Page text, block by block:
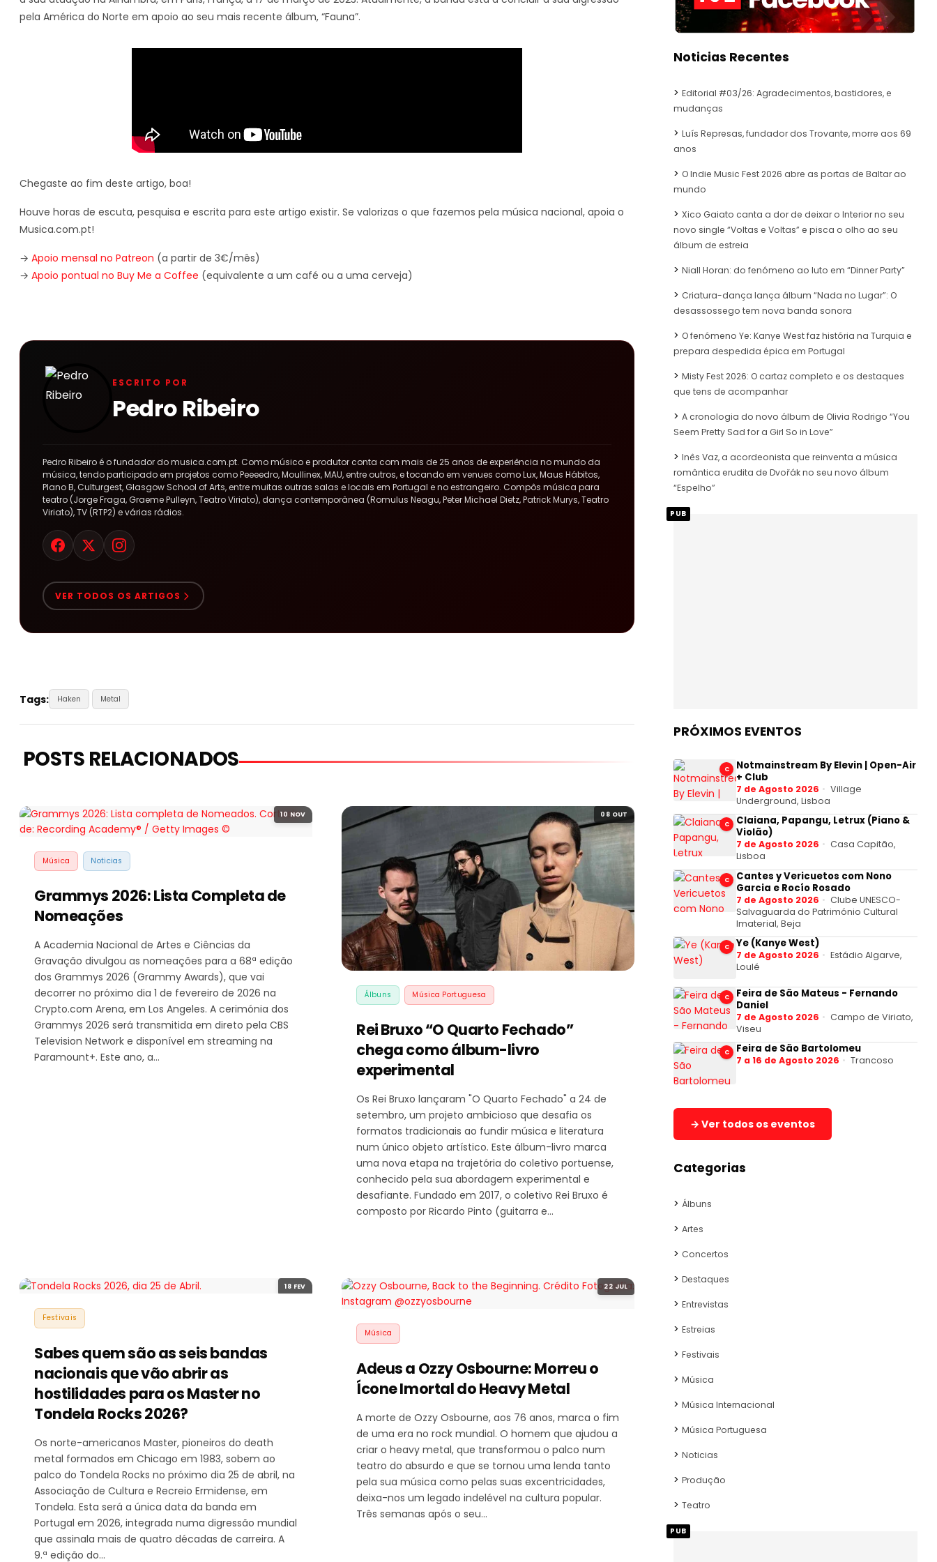
pela América do Norte em apoio ao seu mais recente álbum, “Fauna”.
Chegaste ao fim deste artigo, boa!
Houve horas de escuta, pesquisa e escrita para este artigo existir. Se valorizas o que fazemos pela música nacional, apoia o
Musica.com.pt!
→ Apoio mensal no Patreon (a partir de 3€/mês)
→ Apoio pontual no Buy Me a Coffee (equivalente a um café ou a uma cerveja)
ESCRITO POR
Pedro Ribeiro
Pedro Ribeiro é o fundador do musica.com.pt. Como músico e produtor conta com mais de 25 anos de experiência no mundo da
música, tendo participado em projetos como Peeeedro, Moullinex, MAU, entre outros, e tocando em venues como Lux, Maus Hábitos,
Plano B, Culturgest, Glasgow School of Arts, entre muitas outras salas e locais em Portugal e no estrangeiro. Compôs música para
teatro (Jorge Fraga, Graeme Pulleyn, Teatro Viriato), dança contemporânea (Romulus Neagu, Peter Michael Dietz, Patrick Murys, Teatro
Viriato), TV (RTP2) e várias rádios.
VER TODOS OS ARTIGOS
Tags: Haken Metal
POSTS RELACIONADOS
10 NOV
Música Noticias
Grammys 2026: Lista Completa de
Nomeações
A Academia Nacional de Artes e Ciências da
Gravação divulgou as nomeações para a 68ª edição
dos Grammys 2026 (Grammy Awards), que vai
decorrer no próximo dia 1 de fevereiro de 2026 na
Crypto.com Arena, em Los Angeles. A cerimónia dos
Grammys 2026 será transmitida em direto pela CBS
Television Network e disponível em streaming na
Paramount+. Este ano, a…
08 OUT
Álbuns Música Portuguesa
Rei Bruxo “O Quarto Fechado”
chega como álbum-livro
experimental
Os Rei Bruxo lançaram "O Quarto Fechado" a 24 de
setembro, um projeto ambicioso que desafia os
formatos tradicionais ao fundir música e literatura
num único objeto artístico. Este álbum-livro marca
uma nova etapa na trajetória do coletivo portuense,
conhecido pela sua abordagem experimental e
desafiante. Fundado em 2017, o coletivo Rei Bruxo é
composto por Ricardo Pinto (guitarra e…
18 FEV
Festivais
Sabes quem são as seis bandas
nacionais que vão abrir as
hostilidades para os Master no
Tondela Rocks 2026?
Os norte-americanos Master, pioneiros do death
metal formados em Chicago em 1983, sobem ao
palco do Tondela Rocks no próximo dia 25 de abril, na
Associação de Cultura e Recreio Ermidense, em
Tondela. Esta será a única data da banda em
Portugal em 2026, integrada numa digressão mundial
que assinala mais de quatro décadas de carreira. A
9.ª edição do…
22 JUL
Música
Adeus a Ozzy Osbourne: Morreu o
Ícone Imortal do Heavy Metal
A morte de Ozzy Osbourne, aos 76 anos, marca o fim
de uma era no rock mundial. O homem que ajudou a
criar o heavy metal, que transformou o palco num
teatro do absurdo e que se tornou uma lenda tanto
pela sua música como pelas suas excentricidades,
deixa-nos um legado indelével na cultura popular.
Três semanas após o seu…
Noticias Recentes
Editorial #03/26: Agradecimentos, bastidores, e
mudanças
Luís Represas, fundador dos Trovante, morre aos 69
anos
O Indie Music Fest 2026 abre as portas de Baltar ao
mundo
Xico Gaiato canta a dor de deixar o Interior no seu
novo single “Voltas e Voltas” e pisca o olho ao seu
álbum de estreia
Niall Horan: do fenómeno ao luto em “Dinner Party”
Criatura-dança lança álbum “Nada no Lugar”: O
desassossego tem nova banda sonora
O fenómeno Ye: Kanye West faz história na Turquia e
prepara despedida épica em Portugal
Misty Fest 2026: O cartaz completo e os destaques
que tens de acompanhar
A cronologia do novo álbum de Olivia Rodrigo “You
Seem Pretty Sad for a Girl So in Love”
Inês Vaz, a acordeonista que reinventa a música
romântica erudita de Dvořák no seu novo álbum
“Espelho”
PUB
PRÓXIMOS EVENTOS
C
Notmainstream By Elevin | Open-Air
+ Club
7 de Agosto 2026
Village
Underground, Lisboa
C
Claiana, Papangu, Letrux (Piano &
Violão)
7 de Agosto 2026
Casa Capitão,
Lisboa
C
Cantes y Vericuetos com Nono
Garcia e Rocío Rosado
7 de Agosto 2026
Clube UNESCO-
Salvaguarda do Património Cultural
Imaterial, Beja
C Ye (Kanye West)
7 de Agosto 2026
Estádio Algarve,
Loulé
C
Feira de São Mateus - Fernando
Daniel
7 de Agosto 2026
Campo de Viriato,
Viseu
C Feira de São Bartolomeu
7 a 16 de Agosto 2026 Trancoso
→ Ver todos os eventos
Categorias
Álbuns
Artes
Concertos
Destaques
Entrevistas
Estreias
Festivais
Música
Música Internacional
Música Portuguesa
Noticias
Produção
Teatro
PUB